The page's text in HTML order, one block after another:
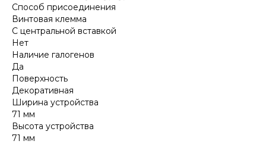
Способ присоединения
Винтовая клемма
С центральной вставкой
Нет
Наличие галогенов
Да
Поверхность
Декоративная
Ширина устройства
71 мм
Высота устройства
71 мм